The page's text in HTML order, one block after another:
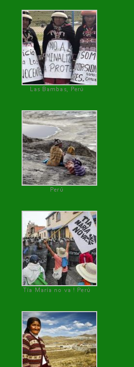
Las Bambas, Perú
Perú
Tía María no va ! Perú